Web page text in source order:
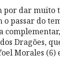
por dar
passar do
Dragões,
Morales